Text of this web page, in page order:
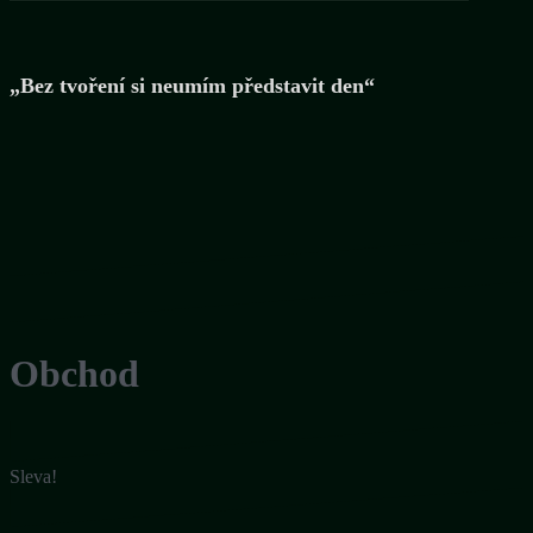
„Bez tvoření si neumím představit den“
Obchod
Sleva!